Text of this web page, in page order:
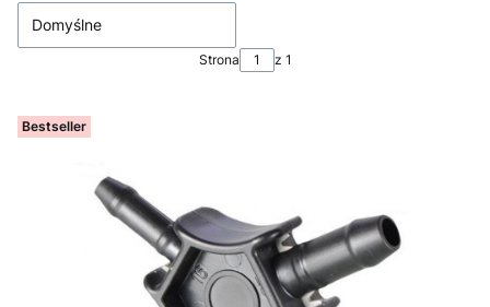
Domyślne
Strona z 1
Bestseller